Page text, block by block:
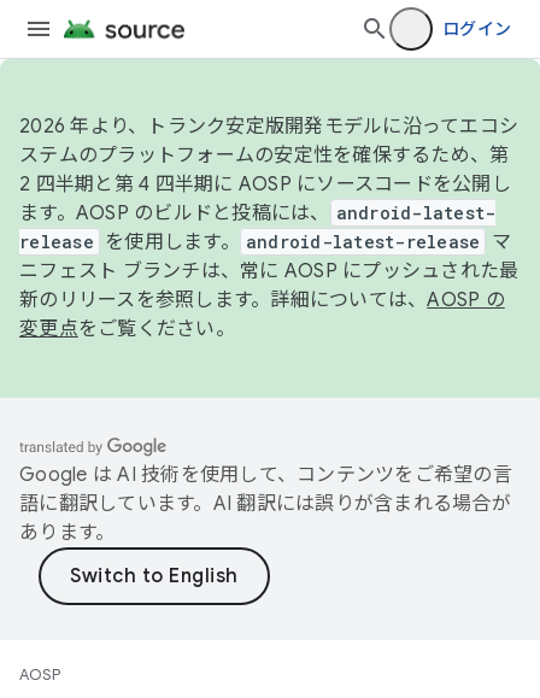
ログイン
2026 年より、トランク安定版開発モデルに沿ってエコシ
ステムのプラットフォームの安定性を確保するため、第
2 四半期と第 4 四半期に AOSP にソースコードを公開し
ます。AOSP のビルドと投稿には、
android-latest-
release
を使用します。 android-latest-release
マ
ニフェスト ブランチは、常に AOSP にプッシュされた最
新のリリースを参照します。詳細については、AOSP の
変更点をご覧ください。
Google は AI 技術を使用して、コンテンツをご希望の言
語に翻訳しています。AI 翻訳には誤りが含まれる場合が
あります。
AOSP